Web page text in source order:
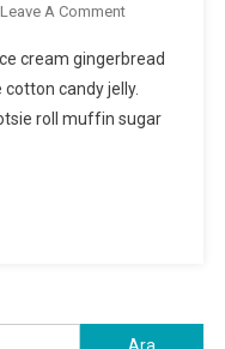
Leave A CommentOn
Benefits
For
Healthy
cream gingerbread
candy jelly.
roll muffin sugar
Arama: